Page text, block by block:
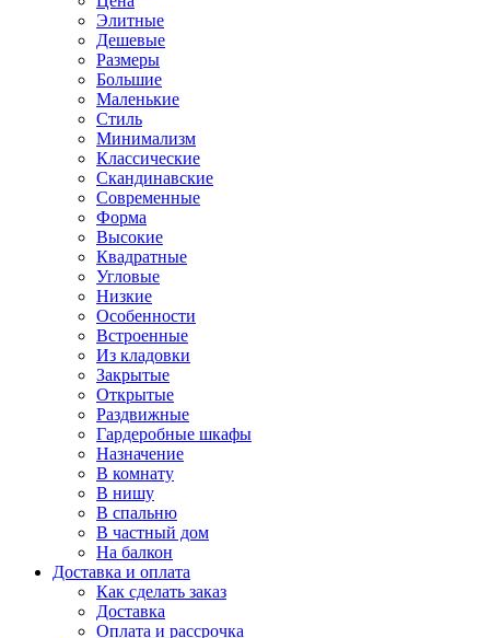
Элитные
Дешевые
Размеры
Большие
Маленькие
Стиль
Минимализм
Классические
Скандинавские
Современные
Форма
Высокие
Квадратные
Угловые
Низкие
Особенности
Встроенные
Из кладовки
Закрытые
Открытые
Раздвижные
Гардеробные шкафы
Назначение
В комнату
В нишу
В спальню
В частный дом
На балкон
Доставка и оплата
Как сделать заказ
Доставка
Оплата и рассрочка